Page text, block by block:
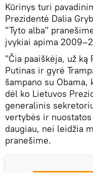
Kūrinys turi
Prezidentė Dalia
"Tyto alba"
įvykiai apima
"Čia paaiškėja, už
Putinas ir gyrė
šampano su
dėl ko Lietuvos
generalinis
vertybės ir
daugiau, nei leidžia
pranešime.